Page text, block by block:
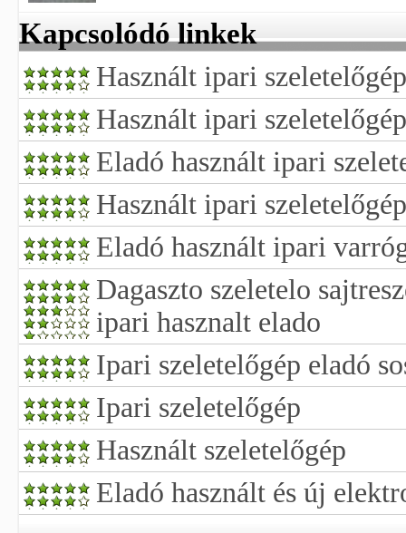
Kapcsolódó linkek
Használt ipari
Használt ipari
Eladó használt ipari
Használt ipari szeletelőgép
Eladó használt ipari
Dagaszto szeletelo
ipari hasznalt elado
Ipari szeletelőgép eladó
Ipari szeletelőgép
Használt szeletelőgép
Eladó használt és új